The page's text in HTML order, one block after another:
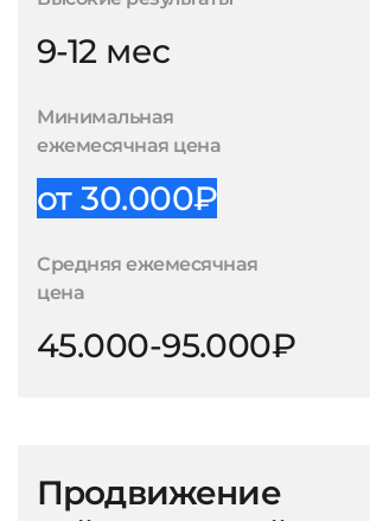
9-12 мес
Минимальная
ежемесячная цена
от 30.000₽
Средняя ежемесячная
цена
45.000-95.000₽
Продвижение